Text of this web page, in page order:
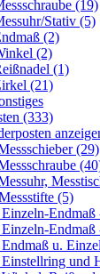
(19)
Stativ (5)
(2)
(2)
(1)
(21)
(333)
(29)
(5)
Einzeln-
Einzeln-
Endmaß u.
Einstellring und